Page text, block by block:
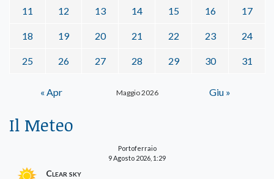
Maggio 2026
11 12 13 14 15 16 17
18 19 20 21 22 23 24
25 26 27 28 29 30 31
« Apr Giu »
Il Meteo
Portoferraio
9 Agosto 2026, 1:29
Clear sky